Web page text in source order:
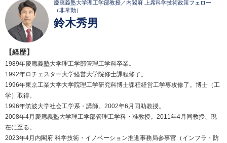
慶應義塾大学理工学部教授／内閣府 上席科学技術政策フェロー
（非常勤）
鈴木秀男
【経歴】
1989年慶應義塾大学理工学部管理工学科卒業。
1992年ロチェスター大学経営大学院修士課程修了。
1996年東京工業大学大学院理工学研究科博士課程経営工学専攻修了。博士（工
学）取得。
1996年筑波大学社会工学系・講師。2002年6月同助教授。
2008年4月慶應義塾大学理工学部管理工学科・准教授。2011年4月同教授、現
在に至る。
2023年4月内閣府 科学技術・イノベーション推進事務局参事官（インフラ・防